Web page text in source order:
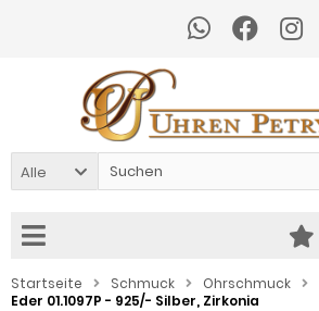
Alle
Startseite Schmuck Ohrschmuck
Eder 01.1097P - 925/- Silber, Zirkonia